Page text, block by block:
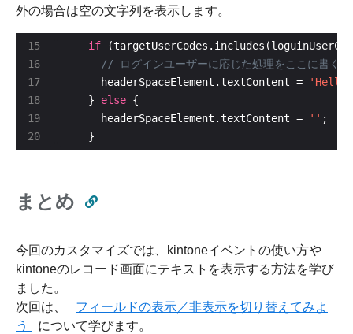
外の場合は空の文字列を表示します。
15
16
17
18
19
20
if
      headerSpaceElement.textContent =
'Hello
    }
else
      headerSpaceElement.textContent =
''
    }
まとめ
今回のカスタマイズでは、kintoneイベントの使い方や
kintoneのレコード画面にテキストを表示する方法を学び
ました。
次回は、
フィールドの表示／非表示を切り替えてみよ
う
について学びます。